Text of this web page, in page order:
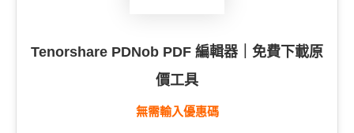
Tenorshare PDNob PDF 編輯器｜免費下載原
價工具
無需輸入優惠碼